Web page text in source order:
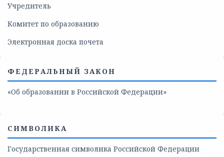
Учредитель
Комитет по образованию
Электронная доска почета
ФЕДЕРАЛЬНЫЙ ЗАКОН
«Об образовании в Российской Федерации»
СИМВОЛИКА
Государственная символика Российской Федерации